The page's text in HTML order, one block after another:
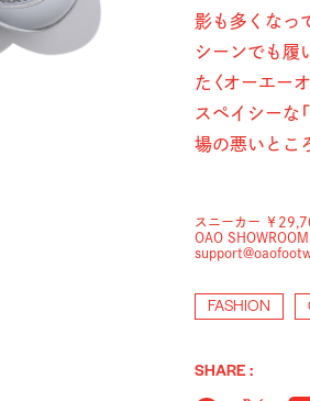
影も多くなっ
シーンでも履
た〈オーエー
スペイシーな
場の悪いとこ
スニーカー ￥
OAO SHOWROOM
FASHION
SHARE :